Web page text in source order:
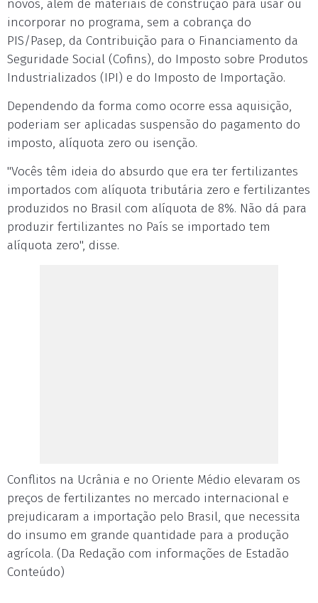
novos, além de materiais de construção para usar ou
incorporar no programa, sem a cobrança do
PIS/Pasep, da Contribuição para o Financiamento da
Seguridade Social (Cofins), do Imposto sobre Produtos
Industrializados (IPI) e do Imposto de Importação.
Dependendo da forma como ocorre essa aquisição,
poderiam ser aplicadas suspensão do pagamento do
imposto, alíquota zero ou isenção.
"Vocês têm ideia do absurdo que era ter fertilizantes
importados com alíquota tributária zero e fertilizantes
produzidos no Brasil com alíquota de 8%. Não dá para
produzir fertilizantes no País se importado tem
alíquota zero", disse.
Conflitos na Ucrânia e no Oriente Médio elevaram os
preços de fertilizantes no mercado internacional e
prejudicaram a importação pelo Brasil, que necessita
do insumo em grande quantidade para a produção
agrícola. (Da Redação com informações de Estadão
Conteúdo)